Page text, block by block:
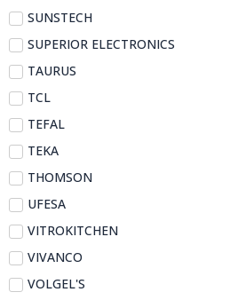
SUNSTECH
SUPERIOR ELECTRONICS
TAURUS
TCL
TEFAL
TEKA
THOMSON
UFESA
VITROKITCHEN
VIVANCO
VOLGEL'S